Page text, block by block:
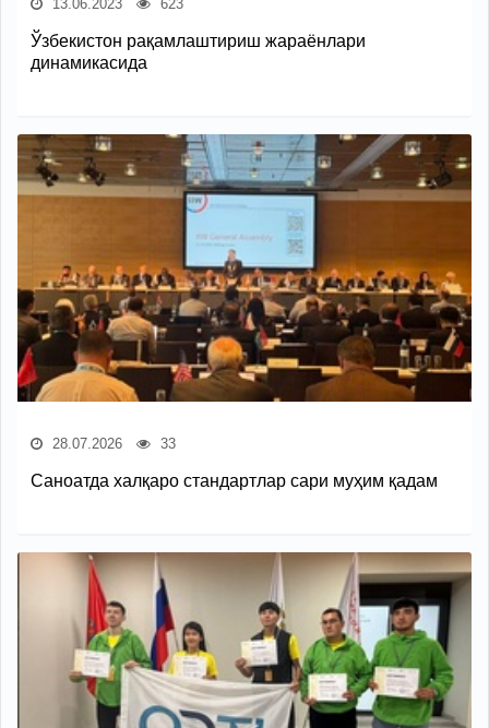
13.06.2023 623
Ўзбекистон рақамлаштириш жараёнлари
динамикасида
28.07.2026 33
Саноатда халқаро стандартлар сари муҳим қадам